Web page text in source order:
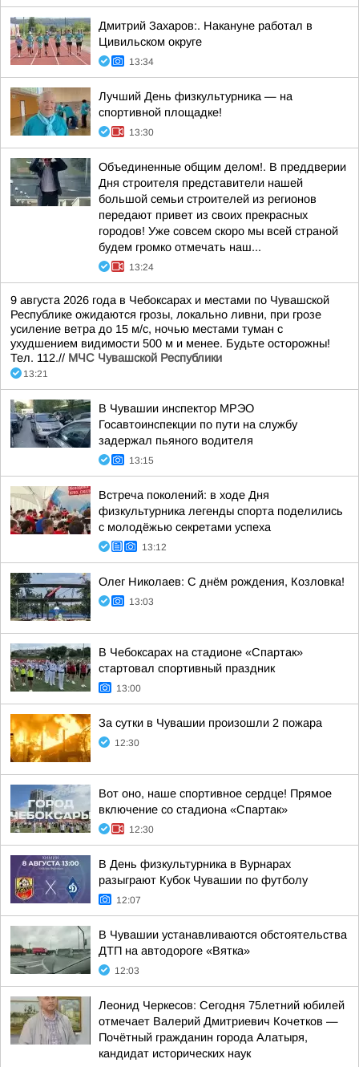
Дмитрий Захаров:. Накануне работал в
Цивильском округе
13:34
Лучший День физкультурника — на
спортивной площадке!
13:30
Объединенные общим делом!. В преддверии
Дня строителя представители нашей
большой семьи строителей из регионов
передают привет из своих прекрасных
городов! Уже совсем скоро мы всей страной
будем громко отмечать наш...
13:24
9 августа 2026 года в Чебоксарах и местами по Чувашской
Республике ожидаются грозы, локально ливни, при грозе
усиление ветра до 15 м/с, ночью местами туман с
ухудшением видимости 500 м и менее. Будьте осторожны!
Тел. 112.// МЧС Чувашской Республики
13:21
В Чувашии инспектор МРЭО
Госавтоинспекции по пути на службу
задержал пьяного водителя
13:15
Встреча поколений: в ходе Дня
физкультурника легенды спорта поделились
с молодёжью секретами успеха
13:12
Олег Николаев: С днём рождения, Козловка!
13:03
В Чебоксарах на стадионе «Спартак»
стартовал спортивный праздник
13:00
За сутки в Чувашии произошли 2 пожара
12:30
Вот оно, наше спортивное сердце! Прямое
включение со стадиона «Спартак»
12:30
В День физкультурника в Вурнарах
разыграют Кубок Чувашии по футболу
12:07
В Чувашии устанавливаются обстоятельства
ДТП на автодороге «Вятка»
12:03
Леонид Черкесов: Сегодня 75летний юбилей
отмечает Валерий Дмитриевич Кочетков —
Почётный гражданин города Алатыря,
кандидат исторических наук